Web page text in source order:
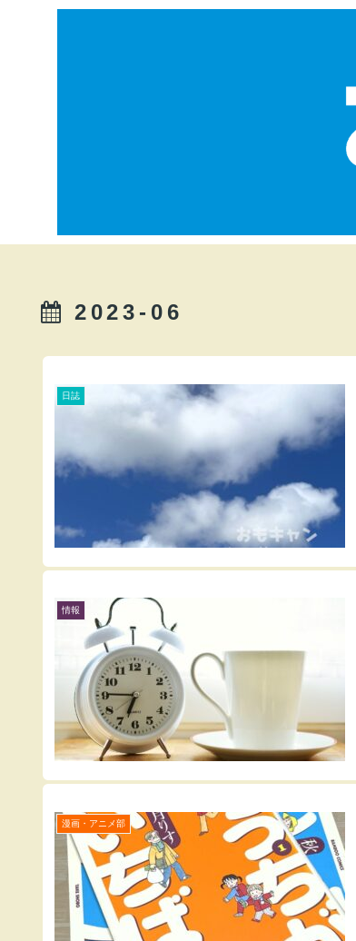
2023-06
日誌
情報
漫画・アニメ部